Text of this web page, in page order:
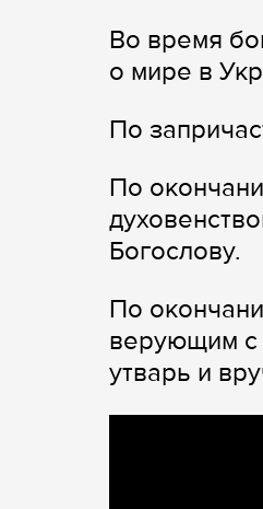
Во время
о мире в
По
По
Богослову.
По
верующим с
утварь и